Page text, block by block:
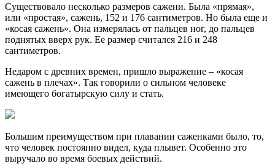
Существовало несколько размеров сажени. Была «прямая»,
или «простая», сажень, 152 и 176 сантиметров. Но была еще и
«косая сажень». Она измерялась от пальцев ног, до пальцев
поднятых вверх рук. Ее размер считался 216 и 248
сантиметров.
Недаром с древних времен, пришло выражение – «косая
сажень в плечах». Так говорили о сильном человеке
имеющего богатырскую силу и стать.
Большим преимуществом при плавании саженками было, то,
что человек постоянно видел, куда плывет. Особенно это
выручало во время боевых действий.